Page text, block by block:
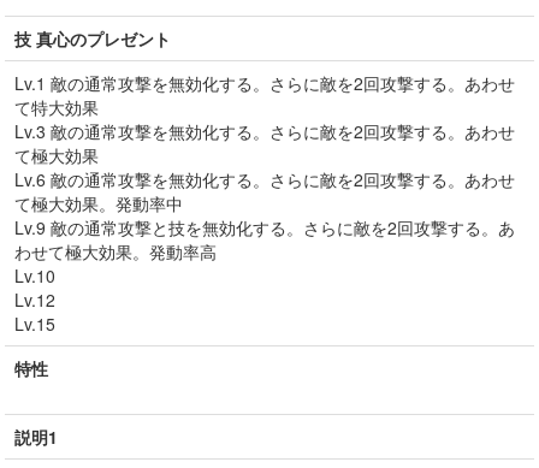
技 真心のプレゼント
Lv.1 敵の通常攻撃を無効化する。さらに敵を2回攻撃する。あわせ
て特大効果
Lv.3 敵の通常攻撃を無効化する。さらに敵を2回攻撃する。あわせ
て極大効果
Lv.6 敵の通常攻撃を無効化する。さらに敵を2回攻撃する。あわせ
て極大効果。発動率中
Lv.9 敵の通常攻撃と技を無効化する。さらに敵を2回攻撃する。あ
わせて極大効果。発動率高
Lv.10
Lv.12
Lv.15
特性
説明1